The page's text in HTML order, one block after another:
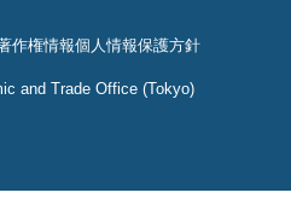
作権情報個人情報保護方針
and Trade Office (Tokyo)